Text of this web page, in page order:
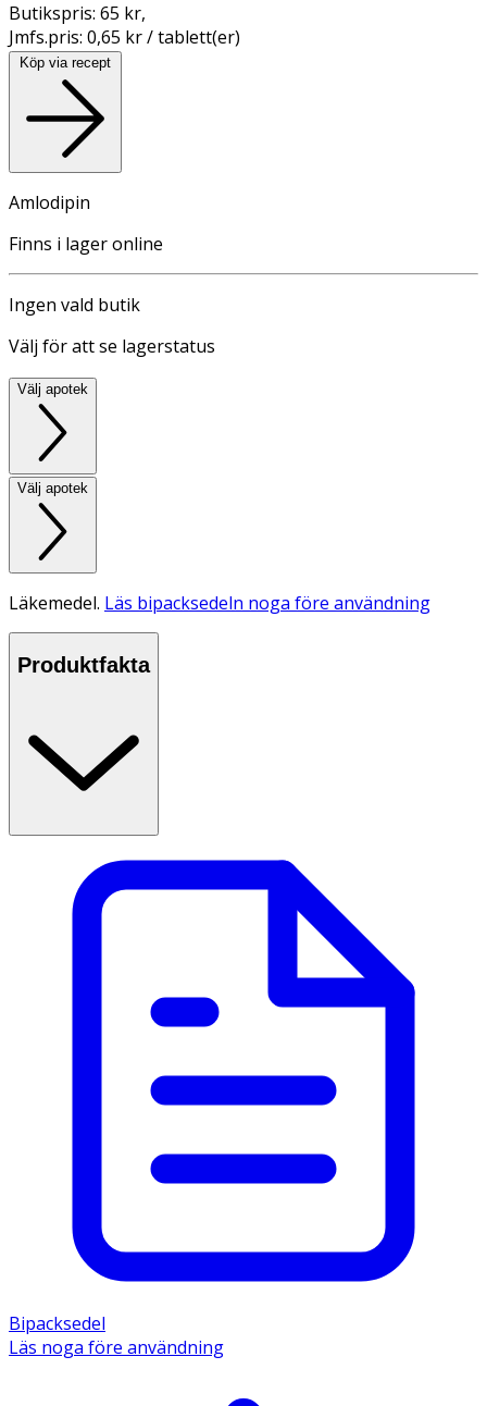
Butikspris: 65 kr,
Jmfs.pris: 0,65 kr / tablett(er)
Köp via recept
Amlodipin
Finns i lager online
Ingen vald butik
Välj för att se lagerstatus
Välj apotek
Välj apotek
Läkemedel. Läs bipacksedeln noga före användning
Produktfakta
Bipacksedel
Läs noga före användning